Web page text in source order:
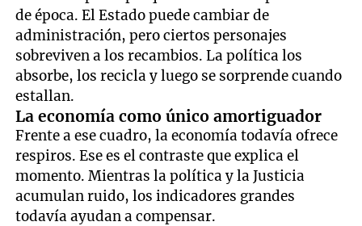
de época. El Estado puede cambiar de
administración, pero ciertos personajes
sobreviven a los recambios. La política los
absorbe, los recicla y luego se sorprende cuando
estallan.
La economía como único amortiguador
Frente a ese cuadro, la economía todavía ofrece
respiros. Ese es el contraste que explica el
momento. Mientras la política y la Justicia
acumulan ruido, los indicadores grandes
todavía ayudan a compensar.